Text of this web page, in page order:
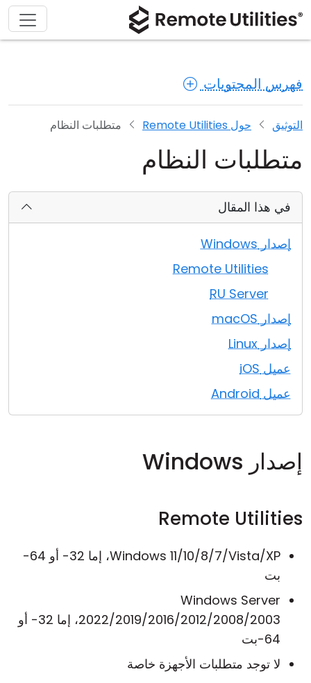
فهرس المحتويات
التوثيق حول Remote Utilities متطلبات النظام
متطلبات النظام
في هذا المقال
إصدار Windows
Remote Utilities
RU Server
إصدار macOS
إصدار Linux
عميل iOS
عميل Android
إصدار Windows
Remote Utilities
Windows 11/10/8/7/Vista/XP، إما 32- أو 64-
بت
Windows Server
2022/2019/2016/2012/2008/2003، إما 32- أو
64-بت
لا توجد متطلبات الأجهزة خاصة